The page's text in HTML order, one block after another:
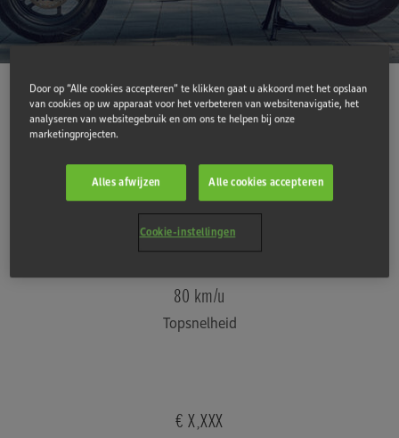
72 km
Bewezen bereik
6,0 kW
Piekvermogen
80 km/u
Topsnelheid
€ X,XXX
Door op “Alle cookies accepteren” te klikken gaat u akkoord met het opslaan
van cookies op uw apparaat voor het verbeteren van websitenavigatie, het
analyseren van websitegebruik en om ons te helpen bij onze
marketingprojecten.
Alles afwijzen Alle cookies accepteren
Cookie-instellingen